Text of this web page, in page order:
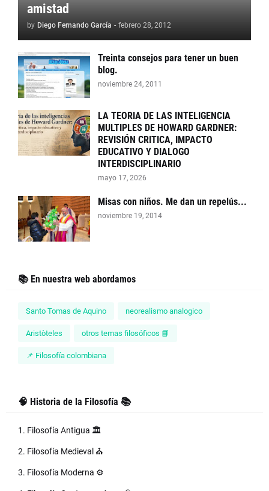
amistad
by Diego Fernando García - febrero 28, 2012
Treinta consejos para tener un buen
blog.
noviembre 24, 2011
LA TEORIA DE LAS INTELIGENCIA
MULTIPLES DE HOWARD GARDNER:
REVISIÓN CRITICA, IMPACTO
EDUCATIVO Y DIALOGO
INTERDISCIPLINARIO
mayo 17, 2026
Misas con niños. Me dan un repelús...
noviembre 19, 2014
📚 En nuestra web abordamos
Santo Tomas de Aquino neorealismo analogico
Aristòteles otros temas filosóficos 📘
📌 Filosofía colombiana
🧠 Historia de la Filosofía 📚
1. Filosofía Antigua 🏛️
2. Filosofía Medieval ⛪
3. Filosofía Moderna ⚙️